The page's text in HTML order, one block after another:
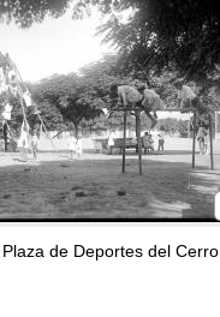
Plaza de Deportes del Cerro.